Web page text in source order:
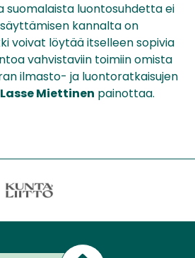
suomalaista luontosuhdetta ei
kannalta on
voivat löytää itselleen sopivia
vahvistaviin toimiin omista
ilmasto- ja luontoratkaisujen
Lasse Miettinen painottaa.